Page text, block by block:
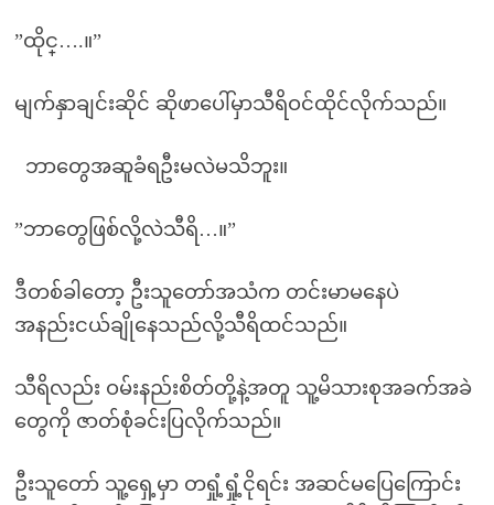
”ထိုင္….။”
မျက်နှာချင်းဆိုင် ဆိုဖာပေါ်မှာသီရိဝင်ထိုင်လိုက်သည်။
ဘာတွေအဆူခံရဦးမလဲမသိဘူး။
”ဘာတွေဖြစ်လို့လဲသီရိ…။”
ဒီတစ်ခါတော့ ဦးသူတော်အသံက တင်းမာမနေပဲ
အနည်းငယ်ချိုနေသည်လို့သီရိထင်သည်။
သီရိလည်း ဝမ်းနည်းစိတ်တို့နဲ့အတူ သူ့မိသားစုအခက်အခဲ
တွေကို ဇာတ်စုံခင်းပြလိုက်သည်။
ဦးသူတော် သူ့ရှေ့မှာ တရှုံ့ရှုံ့ငိုရင်း အဆင်မပြေကြောင်း